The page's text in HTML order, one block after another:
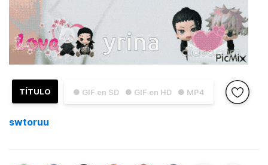
● GIF en SD ● GIF en HD ● MP4
TÍTULO
swtoruu